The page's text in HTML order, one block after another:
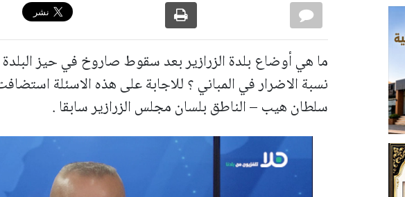
ما هي أوضاع بلدة الزرازير بعد سقوط صاروخ في حيز
نسبة الاضرار في المباني ؟ للاجابة على هذه الاسئلة
سلطان هيب – الناطق بلسان مجلس الزرازير سابقا .